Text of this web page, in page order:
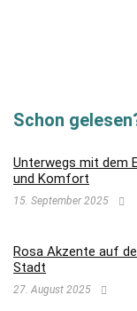
Schon
Unterwegs mit dem
und Komfort
15. September 2025
Rosa Akzente auf
Stadt
27. August 2025